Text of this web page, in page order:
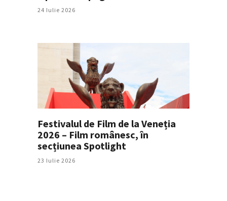
24 Iulie 2026
Festivalul de Film de la Veneția
2026 – Film românesc, în
secțiunea Spotlight
23 Iulie 2026